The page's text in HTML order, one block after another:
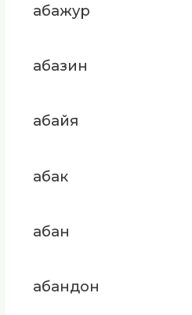
абажур
абазин
абайя
абак
абан
абандон